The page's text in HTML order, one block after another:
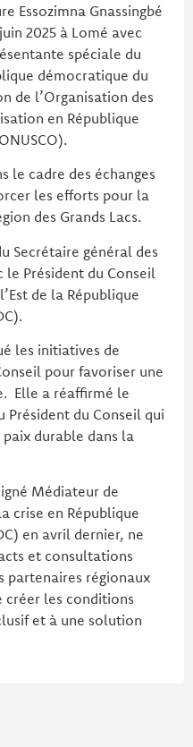
Essozimna Gnassingbé
2025 à Lomé avec
spéciale du
démocratique du
de l’Organisation des
en République
le cadre des échanges
les efforts pour la
des Grands Lacs.
Secrétaire général des
le Président du Conseil
de la République
les initiatives de
pour favoriser une
Elle a réaffirmé le
Président du Conseil qui
durable dans la
Médiateur de
crise en République
en avril dernier, ne
et consultations
partenaires régionaux
créer les conditions
et à une solution